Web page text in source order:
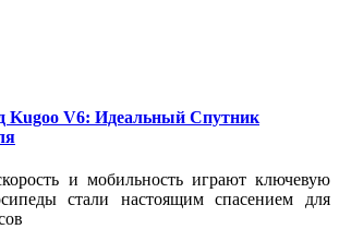
Kugoo V6: Идеальный Спутник
и мобильность играют ключевую
стали настоящим спасением для